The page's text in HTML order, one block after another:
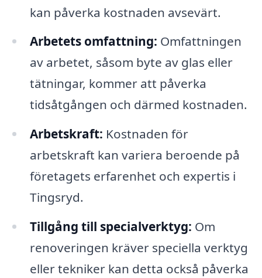
kan påverka kostnaden avsevärt.
Arbetets omfattning: Omfattningen
av arbetet, såsom byte av glas eller
tätningar, kommer att påverka
tidsåtgången och därmed kostnaden.
Arbetskraft: Kostnaden för
arbetskraft kan variera beroende på
företagets erfarenhet och expertis i
Tingsryd.
Tillgång till specialverktyg: Om
renoveringen kräver speciella verktyg
eller tekniker kan detta också påverka